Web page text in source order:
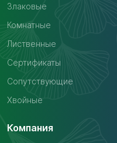
Злаковые
Комнатные
Лиственные
Сертификаты
Сопутствующие
Хвойные
Компания